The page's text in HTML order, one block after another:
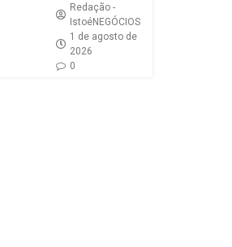
Redação -
IstoéNEGÓCIOS
1 de agosto de
2026
0